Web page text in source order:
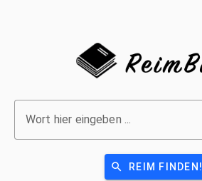
Wort hier eingeben ...
search REIM FINDEN!